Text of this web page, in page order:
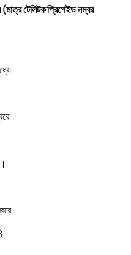
টেলিটক প্রিপেইড নম্বর